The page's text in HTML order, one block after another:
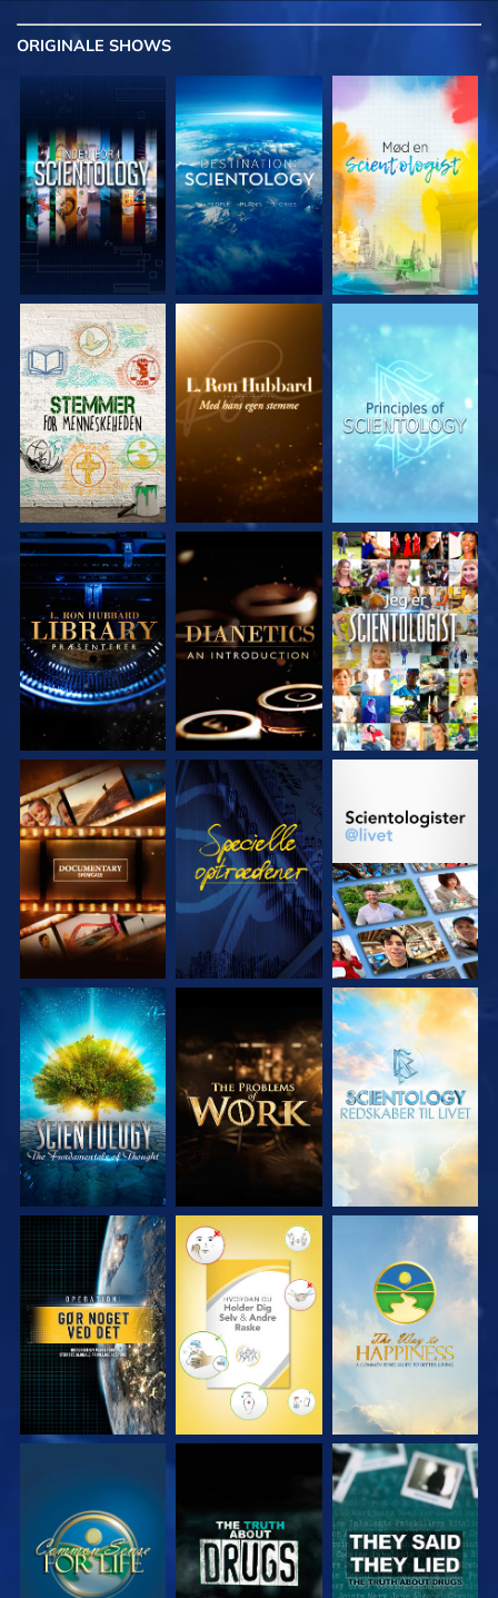
ORIGINALE SHOWS
UDFORSK SERIEN UDFORSK SERIEN UDFORSK SERIEN
UDFORSK SERIEN UDFORSK SERIEN SE
UDFORSK SERIEN SE UDFORSK SERIEN
UDFORSK SERIEN UDFORSK SERIEN UDFORSK SERIEN
SE SE SE
SE SE